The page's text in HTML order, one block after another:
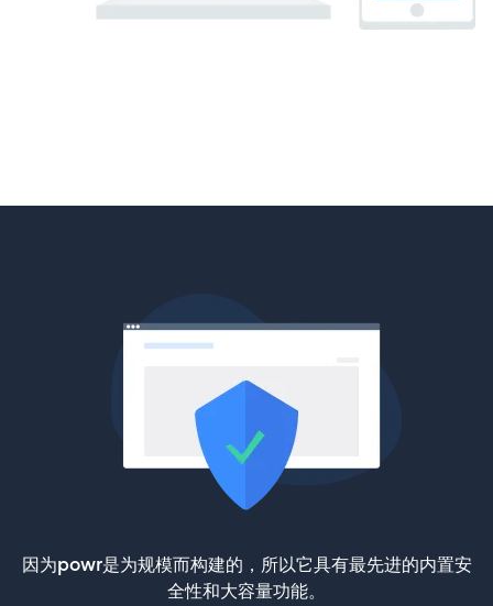
因为powr是为规模而构建的，所以它具有最先进的内置安
全性和大容量功能。